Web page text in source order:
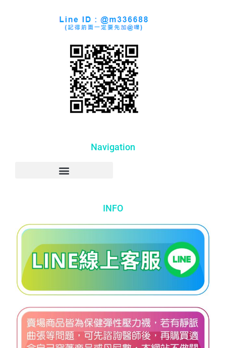
Navigation
INFO